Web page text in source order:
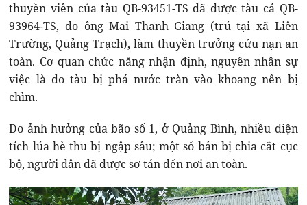
thuyền viên của tàu QB-93451-TS đã được tàu cá QB-
93964-TS, do ông Mai Thanh Giang (trú tại xã Liên
Trường, Quảng Trạch), làm thuyền trưởng cứu nạn an
toàn. Cơ quan chức năng nhận định, nguyên nhân sự
việc là do tàu bị phá nước tràn vào khoang nên bị
chìm.
Do ảnh hưởng của bão số 1, ở Quảng Bình, nhiều diện
tích lúa hè thu bị ngập sâu; một số bản bị chia cắt cục
bộ, người dân đã được sơ tán đến nơi an toàn.